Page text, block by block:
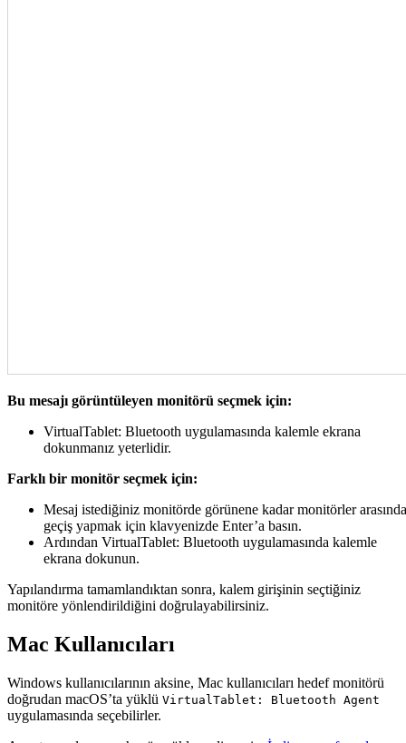
Bu mesajı görüntüleyen monitörü seçmek için:
VirtualTablet: Bluetooth uygulamasında kalemle ekrana
dokunmanız yeterlidir.
Farklı bir monitör seçmek için:
Mesaj istediğiniz monitörde görünene kadar monitörler arasında
geçiş yapmak için klavyenizde Enter’a basın.
Ardından VirtualTablet: Bluetooth uygulamasında kalemle
ekrana dokunun.
Yapılandırma tamamlandıktan sonra, kalem girişinin seçtiğiniz
monitöre yönlendirildiğini doğrulayabilirsiniz.
Mac Kullanıcıları
Windows kullanıcılarının aksine, Mac kullanıcıları hedef monitörü
doğrudan macOS’ta yüklü VirtualTablet: Bluetooth Agent
uygulamasında seçebilirler.